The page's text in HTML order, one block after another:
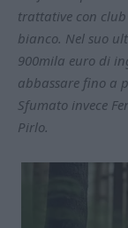
trattative con
bianco. Nel suo
900mila euro di
abbassare fino a
Sfumato invece
Pirlo.